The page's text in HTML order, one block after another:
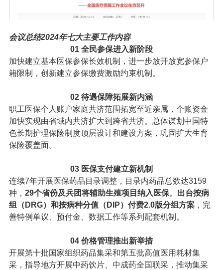
会议总结2024年七大主要工作内容
01 全民参保进入新阶段
加快建立基本医保参保长效机制，进一步放开放宽参保户
籍限制，创新建立参保缴费激励约束机制。
02 待遇保障拓展新内涵
职工医保个人账户家庭共济范围拓宽至近亲属，个账资金
加快实现由省域内共济扩大到跨省共济。总体谋划中国特
色长期护理保险制度顶层设计和建设方案，巩固扩大生育
保险覆盖面。
03 医保支付建立新机制
连续7年开展医保药品目录调整，目录内药品总数达3159
种， 29个省份及兵团将辅助生殖项目纳入医保。 出台按病
组（DRG）和按病种分值（DIP）付费2.0版分组方案，完
善特例单议、预付金、数据工作等系列配套机制。
04 价格管理推出新举措
开展第十批国家组织药品集采和第五批高值医用耗材集
采，指导地方开展中药饮片、中成药全国联采，推动集采